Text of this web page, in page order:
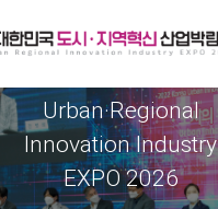
Urban·Regional
Innovation Industry
EXPO 2026